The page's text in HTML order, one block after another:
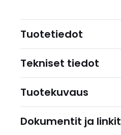
Tuotetiedot
Tekniset tiedot
Tuotekuvaus
Dokumentit ja linkit